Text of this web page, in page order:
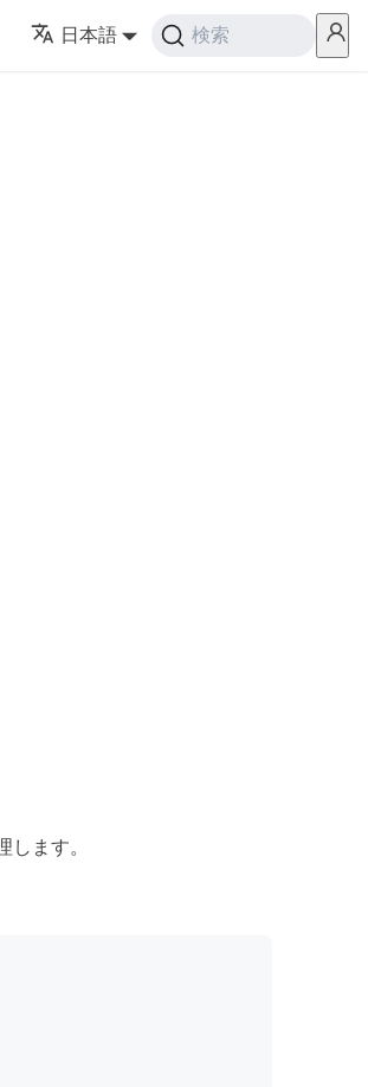
日本語 検索
ます。